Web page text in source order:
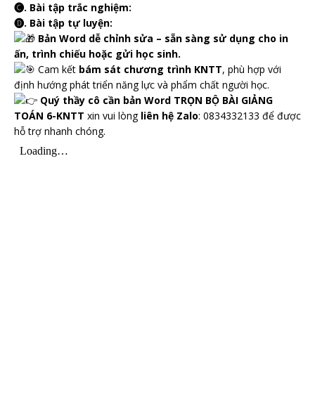
🅒. Bài tập trắc nghiệm:
🅓. Bài tập tự luyện:
Bản Word dễ chỉnh sửa – sẵn sàng sử dụng cho in
ấn, trình chiếu hoặc gửi học sinh.
Cam kết bám sát chương trình KNTT, phù hợp với
định hướng phát triển năng lực và phẩm chất người học.
Quý thầy cô cần bản Word TRỌN BỘ BÀI GIẢNG
TOÁN 6-KNTT xin vui lòng liên hệ Zalo: 0834332133 để được
hỗ trợ nhanh chóng.